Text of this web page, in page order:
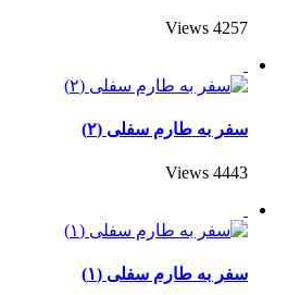
4257 Views
سفر به طارم سفلی (۲)
4443 Views
سفر به طارم سفلی (۱)